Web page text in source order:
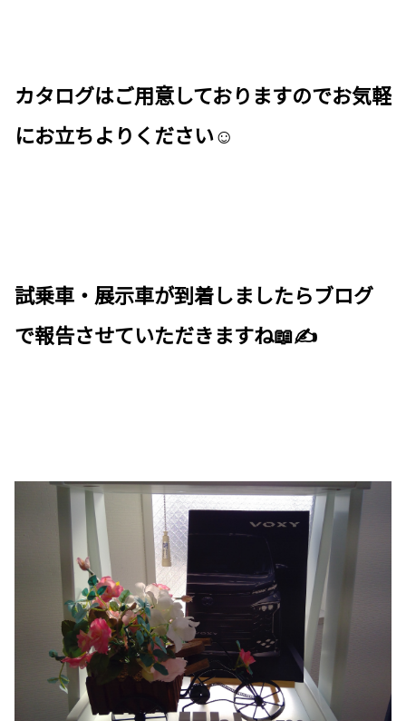
カタログはご用意しておりますのでお気軽
にお立ちよりください☺
試乗車・展示車が到着しましたらブログ
で報告させていただきますね📖✍